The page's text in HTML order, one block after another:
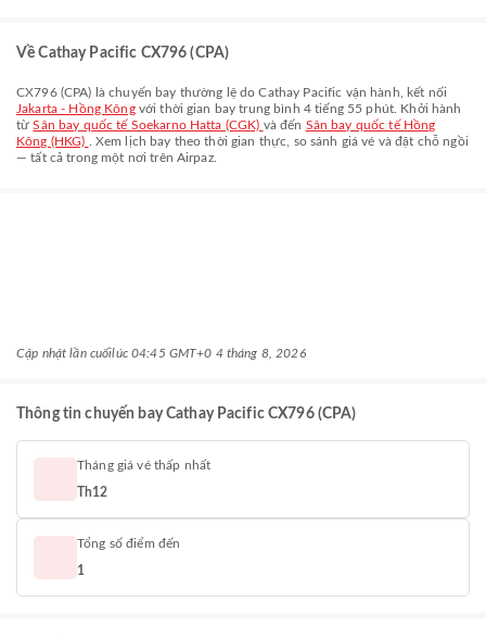
Về Cathay Pacific CX796 (CPA)
CX796(CPA) là chuyến bay thường lệ doCathay Pacific vận hành, kết nối
Jakarta - Hồng Kôngvới thời gian bay trung bình 4 tiếng 55 phút. Khởi hành
từSân bay quốc tế Soekarno Hatta (CGK) và đến Sân bay quốc tế Hồng
Kông (HKG)
. Xem lịch bay theo thời gian thực, so sánh giá vé và đặt chỗ ngồi
— tất cả trong một nơi trên Airpaz.
Cập nhật lần cuốilúc 04:45 GMT+0 4 tháng 8, 2026
Thông tin chuyến bay Cathay Pacific CX796 (CPA)
Tháng giá vé thấp nhất
Th12
Tổng số điểm đến
1